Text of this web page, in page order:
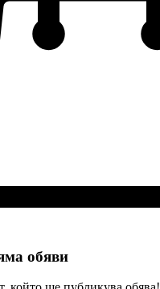
обяви